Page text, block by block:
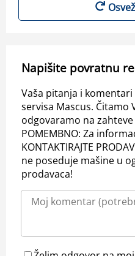
Napišite povratnu
Vaša pitanja i
servisa Mascus. Čitamo
odgovaramo na
POMEMBNO: Za
KONTAKTIRAJTE
ne poseduje mašine u
prodavaca!